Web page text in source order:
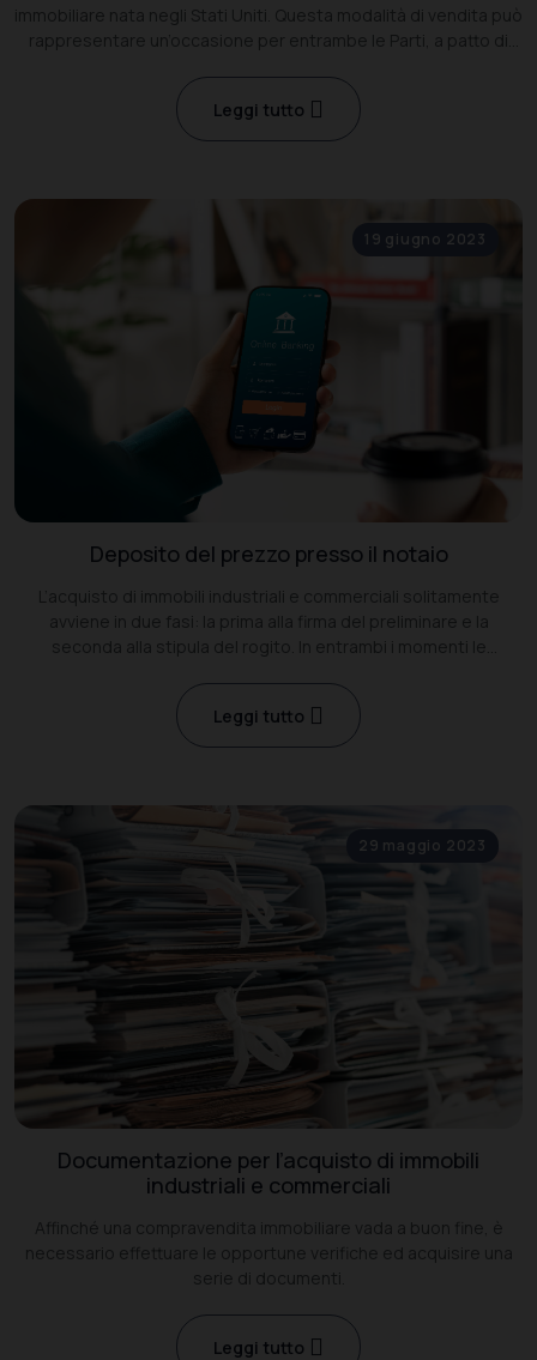
immobiliare nata negli Stati Uniti. Questa modalità di vendita può
rappresentare un’occasione per entrambe le Parti, a patto di
Leggi tutto
19 giugno 2023
Deposito del prezzo presso il notaio
L’acquisto di immobili industriali e commerciali solitamente
avviene in due fasi: la prima alla firma del preliminare e la
seconda alla stipula del rogito. In entrambi i momenti le
Leggi tutto
29 maggio 2023
Documentazione per l’acquisto di immobili
industriali e commerciali
Affinché una compravendita immobiliare vada a buon fine, è
necessario effettuare le opportune verifiche ed acquisire una
serie di documenti.
Leggi tutto